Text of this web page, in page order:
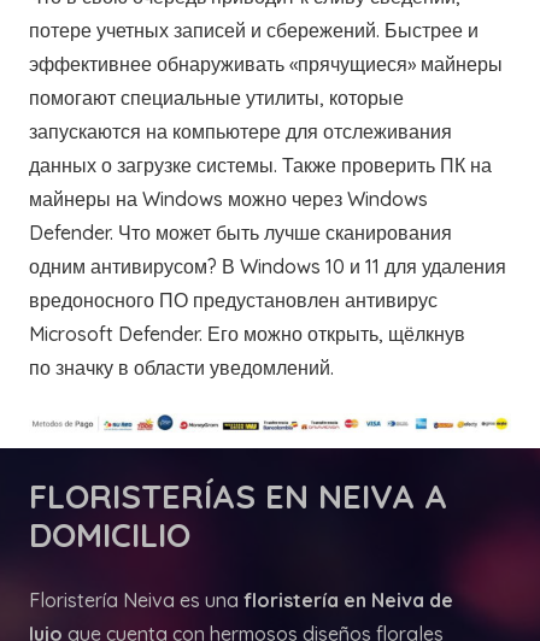
потере учетных записей и сбережений. Быстрее и
эффективнее обнаруживать «прячущиеся» майнеры
помогают специальные утилиты, которые
запускаются на компьютере для отслеживания
данных о загрузке системы. Также проверить ПК на
майнеры на Windows можно через Windows
Defender. Что может быть лучше сканирования
одним антивирусом? В Windows 10 и 11 для удаления
вредоносного ПО предустановлен антивирус
Microsoft Defender. Его можно открыть, щёлкнув
по значку в области уведомлений.
FLORISTERÍAS EN NEIVA A
DOMICILIO
Floristería Neiva es una floristería en Neiva de
lujo que cuenta con hermosos diseños florales